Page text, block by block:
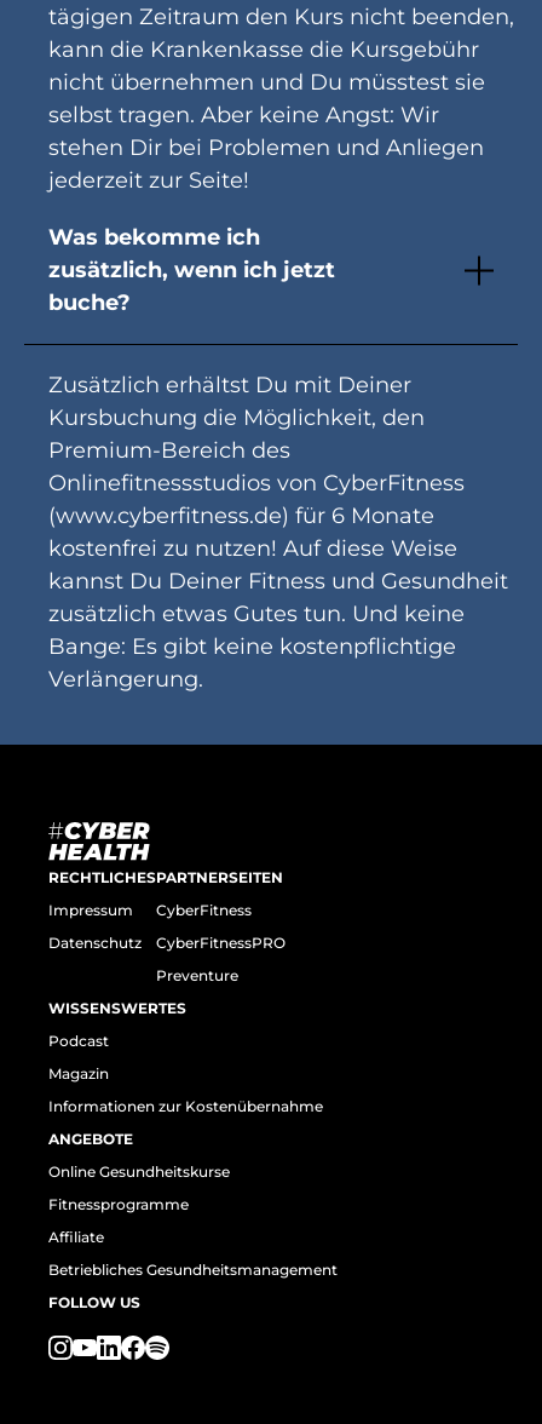
tägigen Zeitraum den Kurs nicht beenden,
kann die Krankenkasse die Kursgebühr
nicht übernehmen und Du müsstest sie
selbst tragen. Aber keine Angst: Wir
stehen Dir bei Problemen und Anliegen
jederzeit zur Seite!
Was bekomme ich
zusätzlich, wenn ich jetzt
buche?
Zusätzlich erhältst Du mit Deiner
Kursbuchung die Möglichkeit, den
Premium-Bereich des
Onlinefitnessstudios von CyberFitness
(www.cyberfitness.de) für 6 Monate
kostenfrei zu nutzen! Auf diese Weise
kannst Du Deiner Fitness und Gesundheit
zusätzlich etwas Gutes tun. Und keine
Bange: Es gibt keine kostenpflichtige
Verlängerung.
RECHTLICHES
Impressum
Datenschutz
PARTNERSEITEN
CyberFitness
CyberFitnessPRO
Preventure
WISSENSWERTES
Podcast
Magazin
Informationen zur Kostenübernahme
ANGEBOTE
Online Gesundheitskurse
Fitnessprogramme
Affiliate
Betriebliches Gesundheitsmanagement
FOLLOW US